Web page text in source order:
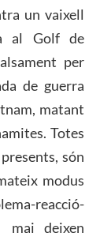
un vaixell
al Golf de
per
de guerra
matant
Totes
són
modus
reacció-
mai deixen